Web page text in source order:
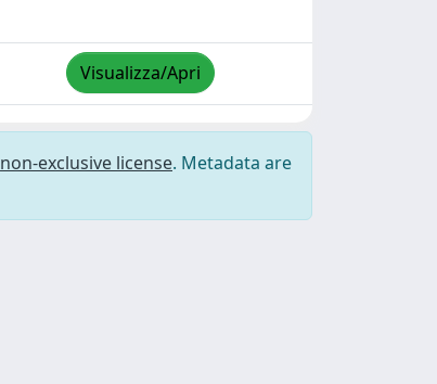
Visualizza/Apri
non-exclusive license. Metadata are